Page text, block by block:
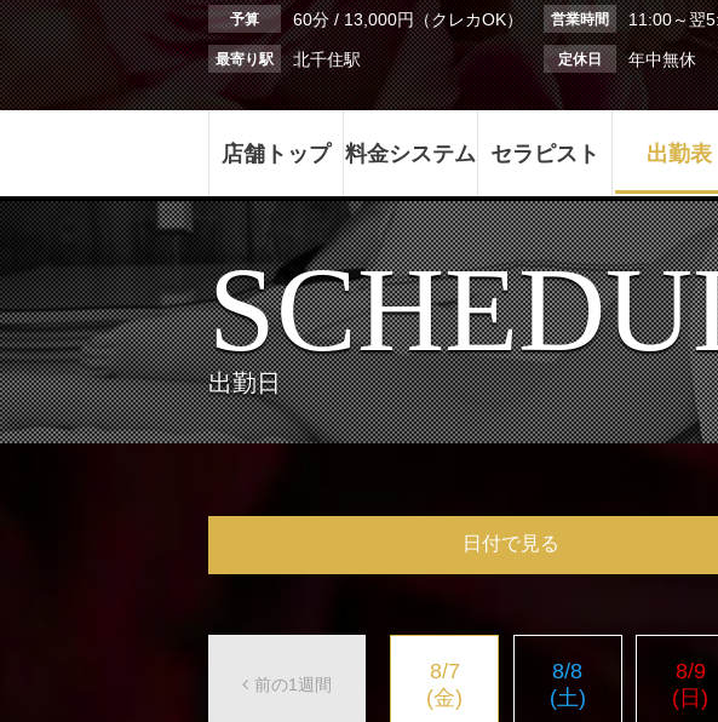
予算 60分 / 13,000円（クレカOK） 営業時間 11:00～翌
最寄り駅 北千住駅 定休日 年中無休
店舗トップ 料金システム セラピスト 出勤表
出勤日
日付で見る
前の1週間
8/7
(金)
8/8
(土)
8/9
(日)